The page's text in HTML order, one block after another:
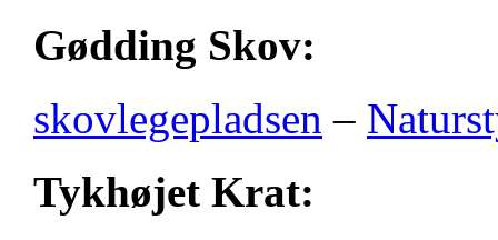
Gødding Skov:
skovlegepladsen –
Tykhøjet Krat: